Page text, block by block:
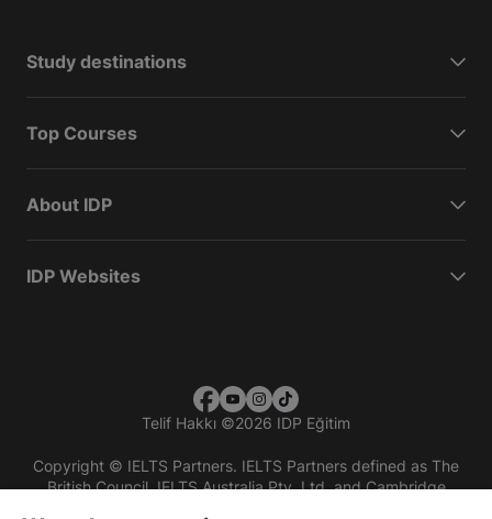
Study destinations
Top Courses
About IDP
IDP Websites
Telif Hakkı ©2026 IDP Eğitim
Copyright © IELTS Partners. IELTS Partners defined as The
British Council, IELTS Australia Pty. Ltd. and Cambridge